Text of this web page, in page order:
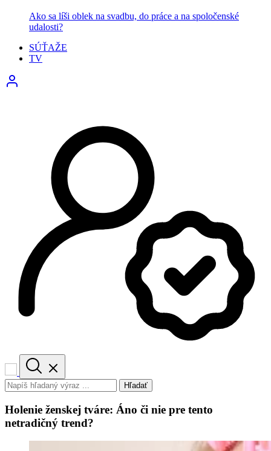
Ako sa líši oblek na svadbu, do práce a na spoločenské
udalosti?
SÚŤAŽE
TV
Hľadať
Holenie ženskej tváre: Áno či nie pre tento
netradičný trend?